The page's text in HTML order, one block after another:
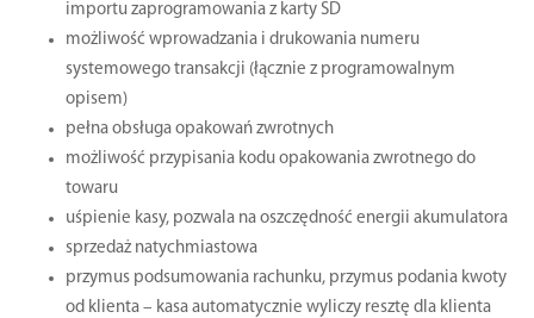
importu zaprogramowania z karty SD
możliwość wprowadzania i drukowania numeru
systemowego transakcji (łącznie z programowalnym
opisem)
pełna obsługa opakowań zwrotnych
możliwość przypisania kodu opakowania zwrotnego do
towaru
uśpienie kasy, pozwala na oszczędność energii akumulatora
sprzedaż natychmiastowa
przymus podsumowania rachunku, przymus podania kwoty
od klienta – kasa automatycznie wyliczy resztę dla klienta